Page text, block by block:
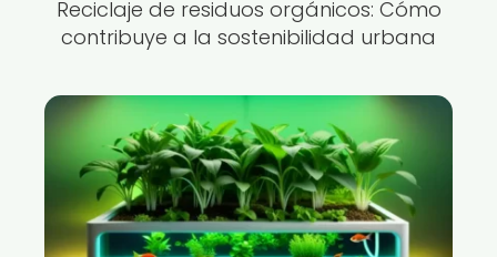
Reciclaje de residuos orgánicos: Cómo
contribuye a la sostenibilidad urbana